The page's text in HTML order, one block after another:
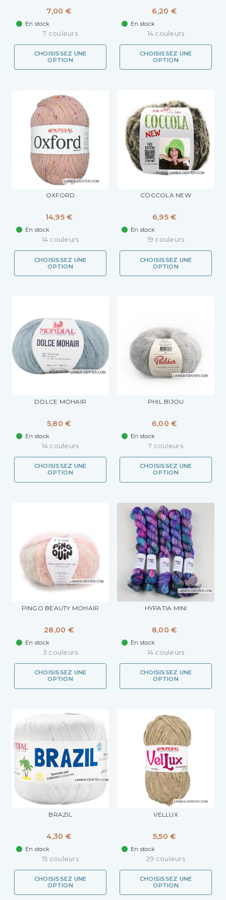
7,00 €
En stock
7 couleurs
CHOISISSEZ UNE
OPTION
6,20 €
En stock
14 couleurs
CHOISISSEZ UNE
OPTION
OXFORD
14,95 €
En stock
14 couleurs
CHOISISSEZ UNE
OPTION
COCCOLA NEW
6,95 €
En stock
19 couleurs
CHOISISSEZ UNE
OPTION
DOLCE MOHAIR
5,80 €
En stock
14 couleurs
CHOISISSEZ UNE
OPTION
PHIL BIJOU
6,00 €
En stock
7 couleurs
CHOISISSEZ UNE
OPTION
PINGO BEAUTY MOHAIR
28,00 €
En stock
3 couleurs
CHOISISSEZ UNE
OPTION
HYPATIA MINI
8,00 €
En stock
14 couleurs
CHOISISSEZ UNE
OPTION
BRAZIL
4,30 €
En stock
15 couleurs
CHOISISSEZ UNE
OPTION
VELLUX
5,50 €
En stock
29 couleurs
CHOISISSEZ UNE
OPTION